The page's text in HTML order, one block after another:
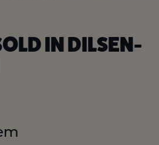
IN DILSEN-